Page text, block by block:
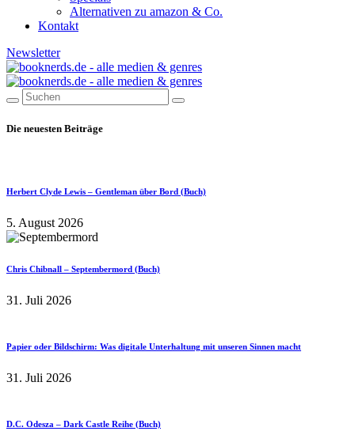
Alternativen zu amazon & Co.
Kontakt
Newsletter
Die neuesten Beiträge
Herbert Clyde Lewis – Gentleman über Bord (Buch)
5. August 2026
Chris Chibnall – Septembermord (Buch)
31. Juli 2026
Papier oder Bildschirm: Was digitale Unterhaltung mit unseren Sinnen macht
31. Juli 2026
D.C. Odesza – Dark Castle Reihe (Buch)